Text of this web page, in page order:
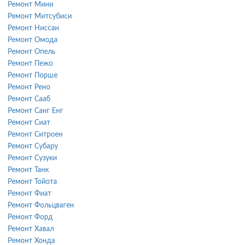
Ремонт Мини
Ремонт Митсубиси
Ремонт Ниссан
Ремонт Омода
Ремонт Опель
Ремонт Пежо
Ремонт Порше
Ремонт Рено
Ремонт Сааб
Ремонт Санг Енг
Ремонт Сиат
Ремонт Ситроен
Ремонт Субару
Ремонт Сузуки
Ремонт Танк
Ремонт Тойота
Ремонт Фиат
Ремонт Фольцваген
Ремонт Форд
Ремонт Хавал
Ремонт Хонда